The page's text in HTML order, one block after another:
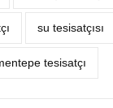
su tesisatçısı
tesisatçı